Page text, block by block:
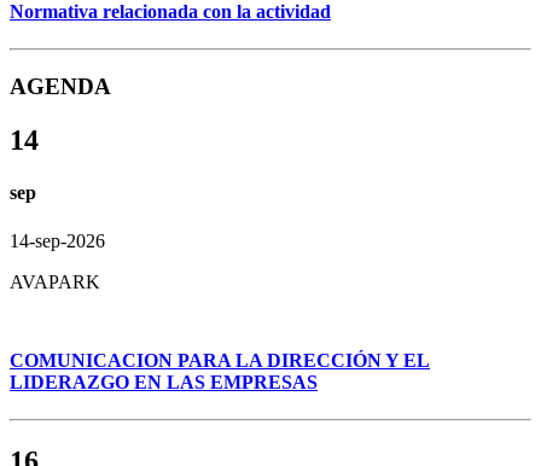
Normativa relacionada con la actividad
AGENDA
14
sep
14-sep-2026
AVAPARK
COMUNICACION PARA LA DIRECCIÓN Y EL
LIDERAZGO EN LAS EMPRESAS